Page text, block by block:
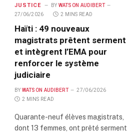
JUSTICE BY WATSON AUDIBERT
27/06/2026
2 MINS READ
Haïti : 49 nouveaux
magistrats prêtent serment
et intègrent l’EMA pour
renforcer le système
judiciaire
BY WATSON AUDIBERT
27/06/2026
2 MINS READ
Quarante-neuf élèves magistrats,
dont 13 femmes, ont prêté serment